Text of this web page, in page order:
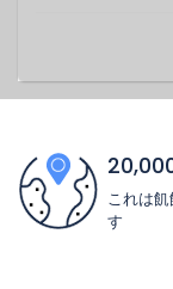
これは
す